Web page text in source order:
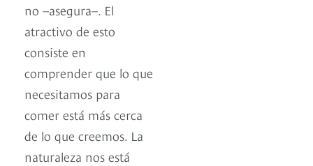
no –asegura–. El
atractivo de esto
consiste en
comprender que lo que
necesitamos para
comer está más cerca
de lo que creemos. La
naturaleza nos está